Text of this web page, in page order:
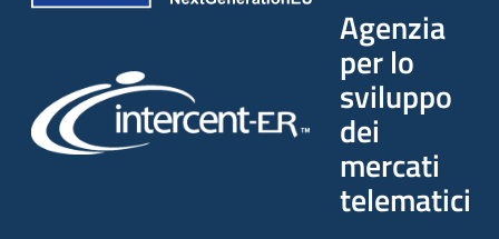
Agenzia
per lo
sviluppo
dei
mercati
telematici